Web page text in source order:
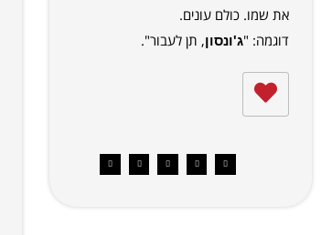
את שמו. כולם עונים.
דוגמה: "ג'ונסון, תן לעבור".